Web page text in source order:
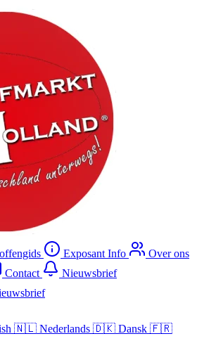
Exposant Info
Over ons
Contact
Nieuwsbrief
🇳🇱 Nederlands 🇩🇰 Dansk 🇫🇷